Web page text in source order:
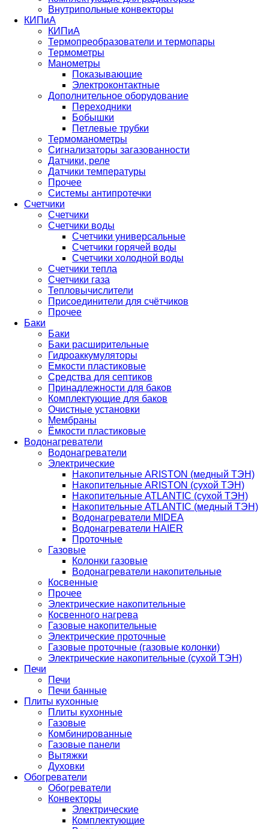
Внутрипольные конвекторы
КИПиА
КИПиА
Термопреобразователи и термопары
Термометры
Манометры
Показывающие
Электроконтактные
Дополнительное оборудование
Переходники
Бобышки
Петлевые трубки
Термоманометры
Сигнализаторы загазованности
Датчики, реле
Датчики температуры
Прочее
Системы антипротечки
Счетчики
Счетчики
Счетчики воды
Счетчики универсальные
Счетчики горячей воды
Счетчики холодной воды
Счетчики тепла
Счетчики газа
Тепловычислители
Присоединители для счётчиков
Прочее
Баки
Баки
Баки расширительные
Гидроаккумуляторы
Емкости пластиковые
Средства для септиков
Принадлежности для баков
Комплектующие для баков
Очистные установки
Мембраны
Ёмкости пластиковые
Водонагреватели
Водонагреватели
Электрические
Накопительные ARISTON (медный ТЭН)
Накопительные ARISTON (сухой ТЭН)
Накопительные ATLANTIC (сухой ТЭН)
Накопительные ATLANTIC (медный ТЭН)
Водонагреватели MIDEA
Водонагреватели HAIER
Проточные
Газовые
Колонки газовые
Водонагреватели накопительные
Косвенные
Прочее
Электрические накопительные
Косвенного нагрева
Газовые накопительные
Электрические проточные
Газовые проточные (газовые колонки)
Электрические накопительные (сухой ТЭН)
Печи
Печи
Печи банные
Плиты кухонные
Плиты кухонные
Газовые
Комбинированные
Газовые панели
Вытяжки
Духовки
Обогреватели
Обогреватели
Конвекторы
Электрические
Комплектующие